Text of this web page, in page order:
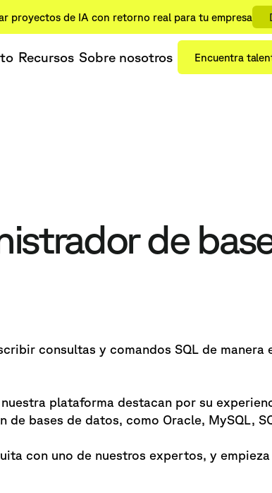
proyectos de IA con retorno real para tu empresa
Recursos Sobre nosotros Encuentra
de
consultas y comandos SQL de
plataforma destacan por su
bases de datos, como Oracle, MySQL,
con uno de nuestros expertos, y